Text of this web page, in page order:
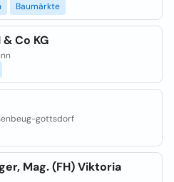
Baumärkte
Co KG
gottsdorf
Mag. (FH) Viktoria